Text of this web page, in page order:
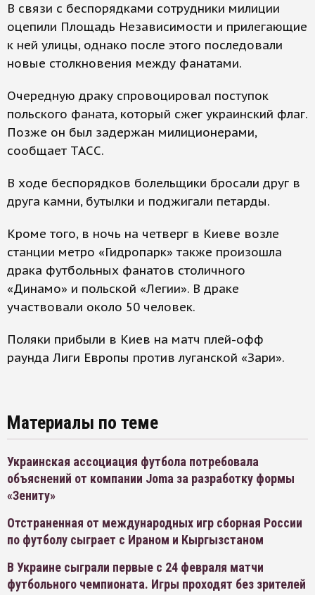
В связи с беспорядками сотрудники милиции
оцепили Площадь Независимости и прилегающие
к ней улицы, однако после этого последовали
новые столкновения между фанатами.
Очередную драку спровоцировал поступок
польского фаната, который сжег украинский флаг.
Позже он был задержан милиционерами,
сообщает ТАСС.
В ходе беспорядков болельщики бросали друг в
друга камни, бутылки и поджигали петарды.
Кроме того, в ночь на четверг в Киеве возле
станции метро «Гидропарк» также произошла
драка футбольных фанатов столичного
«Динамо» и польской «Легии». В драке
участвовали около 50 человек.
Поляки прибыли в Киев на матч плей-офф
раунда Лиги Европы против луганской «Зари».
Материалы по теме
Украинская ассоциация футбола потребовала
объяснений от компании Joma за разработку формы
«Зениту»
Отстраненная от международных игр сборная России
по футболу сыграет с Ираном и Кыргызстаном
В Украине сыграли первые с 24 февраля матчи
футбольного чемпионата. Игры проходят без зрителей